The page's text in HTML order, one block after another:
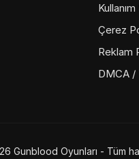
Çerez
Reklam
DMCA /
Gunblood Oyunları - Tüm